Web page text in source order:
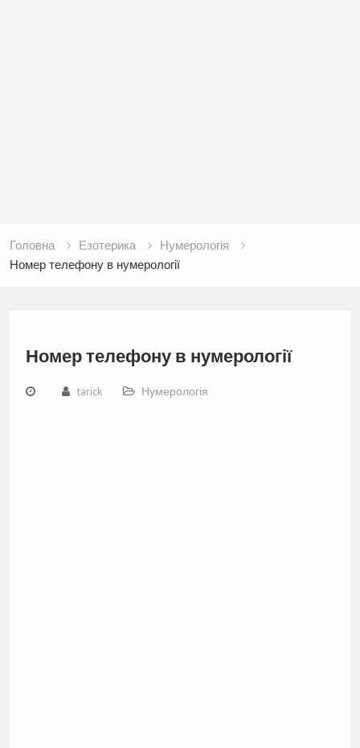
Головна Езотерика
Нумерологія
Номер телефону в нумерології
Номер телефону в нумерології
tarick Нумерологія